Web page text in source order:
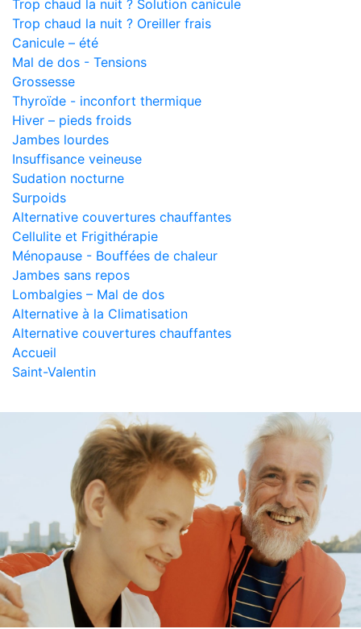
Trop chaud la nuit ? Solution canicule
Trop chaud la nuit ? Oreiller frais
Canicule – été
Mal de dos - Tensions
Grossesse
Thyroïde - inconfort thermique
Hiver – pieds froids
Jambes lourdes
Insuffisance veineuse
Sudation nocturne
Surpoids
Alternative couvertures chauffantes
Cellulite et Frigithérapie
Ménopause - Bouffées de chaleur
Jambes sans repos
Lombalgies – Mal de dos
Alternative à la Climatisation
Alternative couvertures chauffantes
Accueil
Saint-Valentin